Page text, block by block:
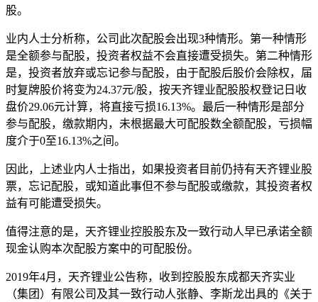
股。
业内人士分析称，公司此次配股会出现3种情形。第一种情形
是全额参与配股，投资者权益不会直接遭受损失。第二种情形
是，投资者放弃或忘记参与配股，由于配股后股价会除权，届
时复牌股价将变为24.37元/股，按天齐锂业配股股权登记日收
盘价29.06元计算，将直接亏损16.13%。最后一种情形是部分
参与配股，缴款期内，未根据最大可配股数全额配股，亏损幅
度介于0至16.13%之间。
因此，上述业内人士指出，如果投资者目前仍持有天齐锂业股
票，忘记配股，或知道此事但不参与配股或缴款，其投资者权
益有可能遭受损失。
值得注意的是，天齐锂业控股股东及一致行动人早已承诺全额
现金认购本次配股方案中的可配股份。
2019年4月，天齐锂业公告称，收到控股股东成都天齐实业
（集团）有限公司及其一致行动人张静、李斯龙出具的《关于